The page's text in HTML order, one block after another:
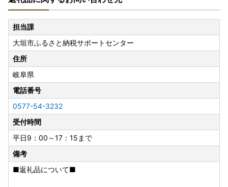
※お申込み＝返礼品発送ではなく「ふるなびカタログポイン
ト」の付与になります。
※寄附は10,000円から、会員登録（無料）が必要です。
詳細はこちら
担当課
大垣市ふるさと納税サポートセンター
住所
岐阜県
電話番号
0577-54-3232
受付時間
平日9：00～17：15まで
備考
■返礼品について■